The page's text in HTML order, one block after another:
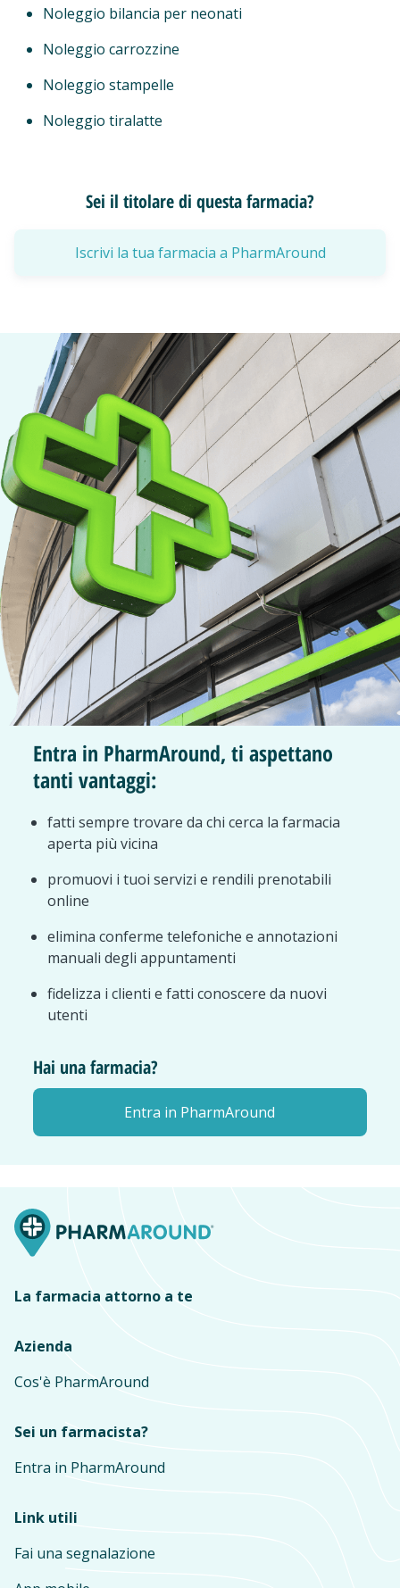
Noleggio bilancia per neonati
Noleggio carrozzine
Noleggio stampelle
Noleggio tiralatte
Sei il titolare di questa farmacia?
Iscrivi la tua farmacia a PharmAround
Entra in PharmAround, ti aspettano
tanti vantaggi:
fatti sempre trovare da chi cerca la farmacia
aperta più vicina
promuovi i tuoi servizi e rendili prenotabili
online
elimina conferme telefoniche e annotazioni
manuali degli appuntamenti
fidelizza i clienti e fatti conoscere da nuovi
utenti
Hai una farmacia?
Entra in PharmAround
La farmacia attorno a te
Azienda
Cos'è PharmAround
Sei un farmacista?
Entra in PharmAround
Link utili
Fai una segnalazione